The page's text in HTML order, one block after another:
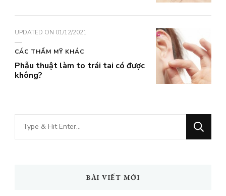
UPDATED ON 01/12/2021
CÁC THẨM MỸ KHÁC
Phẫu thuật làm to trái tai có được
không?
Bạn
muốn
BÀI VIẾT MỚI